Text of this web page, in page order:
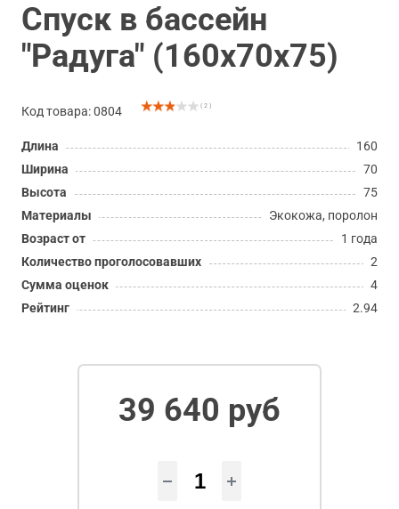
Спуск в бассейн
"Радуга" (160х70х75)
Код товара: 0804 ( 2 )
Длина
160
Ширина
70
Высота
75
Материалы
Экокожа, поролон
Возраст от
1 года
Количество проголосовавших
2
Сумма оценок
4
Рейтинг
2.94
39 640 руб